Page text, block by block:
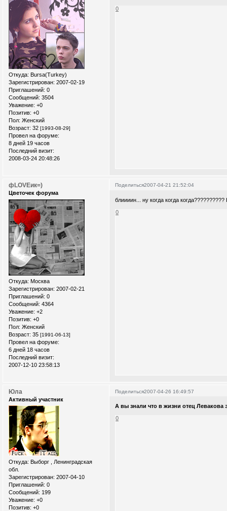
Откуда: Bursa(Turkey)
Зарегистрирован: 2007-02-19
Приглашений: 0
Сообщений: 3504
Уважение: +0
Позитив: +0
Пол: Женский
Возраст: 32 [1993-08-29]
Провел на форуме:
8 дней 19 часов
Последний визит:
2008-03-24 20:48:26
0
Поделиться2007-04-21 21:52:04
фLOVEик=)
Цветочек форума
Откуда: Москва
Зарегистрирован: 2007-02-21
Приглашений: 0
Сообщений: 4364
Уважение: +2
Позитив: +0
Пол: Женский
Возраст: 35 [1991-06-13]
Провел на форуме:
6 дней 18 часов
Последний визит:
2007-12-10 23:58:13
блиииин... ну когда когда
0
Поделиться2007-04-26 16:49:57
Юла
Активный участник
Откуда: Выборг , Ленинградская
обл.
Зарегистрирован: 2007-04-10
Приглашений: 0
Сообщений: 199
Уважение: +0
Позитив: +0
А вы знали что в жизни отец Левакова
0